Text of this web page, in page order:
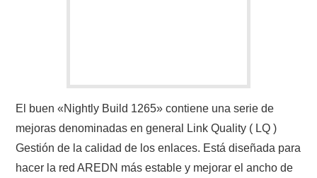
El buen «Nightly Build 1265» contiene una serie de
mejoras denominadas en general Link Quality ( LQ )
Gestión de la calidad de los enlaces. Está diseñada para
hacer la red AREDN más estable y mejorar el ancho de